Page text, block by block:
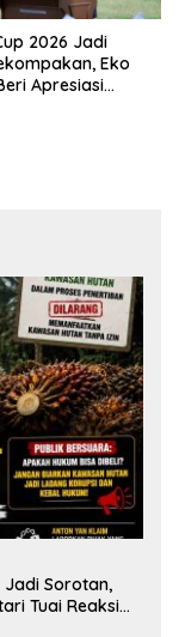
2026 Jadi
Eko
Apresiasi
Jadi Sorotan,
Tuai Reaksi